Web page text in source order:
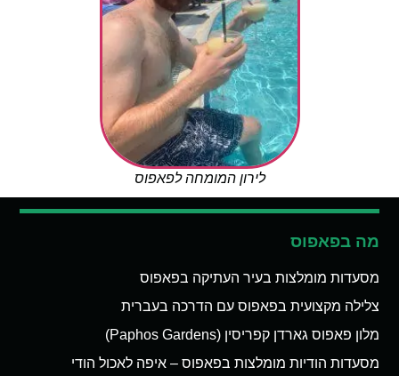
לירון המומחה לפאפוס
מה בפאפוס
מסעדות מומלצות בעיר העתיקה בפאפוס
צלילה מקצועית בפאפוס עם הדרכה בעברית
מלון פאפוס גארדן קפריסין (Paphos Gardens)
מסעדות הודיות מומלצות בפאפוס – איפה לאכול הודי